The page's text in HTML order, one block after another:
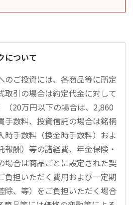
について
のご投資には、各商品等に所定
取引の場合は約定代金に対して
（20万円以下の場合は、2,860
手数料、投資信託の場合は銘柄
時手数料（換金時手数料）およ
報酬）等の諸経費、年金保険・
場合は商品ごとに設定された契
負担いただく費用および一定期
除、等）をご負担いただく場合